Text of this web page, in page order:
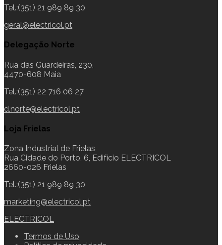
Tel.:(351) 21 989 89 30
geral@electricol.pt
Delegação Norte
Rua das Guardeiras, 230,
4470-608 Maia
Tel.:(351) 22 716 06 27
d.norte@electricol.pt
Loja Frielas
Zona Industrial de Frielas
Rua Cidade do Porto, 6, Edifício ELECTRICOL
2660-026 Frielas
Tel.:(351) 21 989 89 30
marketing@electricol.pt
ELECTRICOL
Termos de Uso